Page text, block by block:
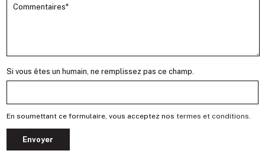
Si vous êtes un humain, ne remplissez pas ce champ.
En soumettant ce formulaire, vous acceptez nostermes et conditions.
Envoyer